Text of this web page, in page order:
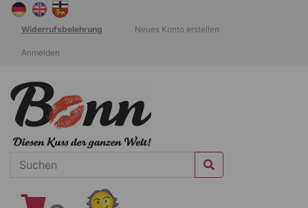
Widerrufsbelehrung Neues Konto erstellen
Anmelden